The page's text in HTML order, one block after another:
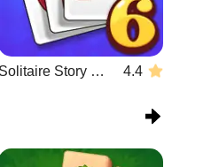
Solitaire Story Tripeaks 6 4.4